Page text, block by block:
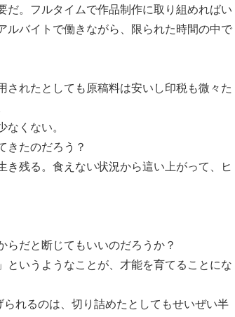
。フルタイムで作品制作に取り組めればい
ルバイトで働きながら、限られた時間の中で
れたとしても原稿料は安いし印税も微々た
くない。
きたのだろう？
残る。食えない状況から這い上がって、ヒ
だと断じてもいいのだろうか？
いうようなことが、才能を育てることにな
れるのは、切り詰めたとしてもせいぜい半